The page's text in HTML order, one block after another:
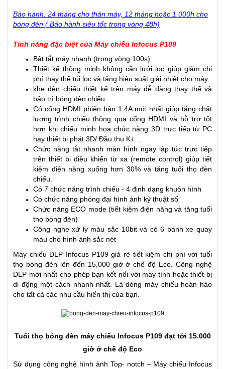
Bảo hành: 24 tháng cho thân máy, 12 tháng hoặc 1.000h cho
bóng đèn ( Bảo hành siêu tốc trong vòng 48h)
Tính năng đặc biệt của Máy chiếu Infocus P109
Bật tắt máy nhanh (trong vòng 100s)
Thiết kế thông minh không cần lưới lọc giúp giảm chi
phí thay thế túi lọc và tăng hiệu suất giải nhiệt cho máy.
khe đèn chiếu thiết kế trên máy dễ dàng thay thế và
bảo trì bóng đèn chiếu
Có cổng HDMI phiên bản 1.4A mới nhất giúp tăng chất
lượng trình chiếu thông qua cổng HDMI và hỗ trợ tốt
hơn khi chiếu minh họa chức năng 3D trực tiếp từ PC
hay thiết bị phát 3D/ Đầu thu K+…
Chức năng tắt nhanh màn hình ngay lập tức trực tiếp
trên thiết bị điều khiển từ xa (remote control) giúp tiết
kiệm điện năng xuống hơn 30% và tăng tuổi thọ đèn
chiếu.
Có 7 chức năng trình chiếu - 4 định dạng khuôn hình
Có chức năng phóng đại hình ảnh kỹ thuật số
Chức năng ECO mode (tiết kiệm điện năng và tăng tuổi
thọ bóng đèn)
Công nghe xử lý màu sắc 10bit và có 6 bánh xe quay
màu cho hình ảnh sắc nét
Máy chiếu DLP Infocus P109 giá rẻ tiết kiệm chi phí với tuổi
thọ bóng đèn lên đến 15,000 giờ ở chế độ Eco. Công nghệ
DLP mới nhất cho phép bạn kết nối với máy tính hoặc thiết bị
di động một cách nhanh nhất. Là dòng máy chiếu hoàn hảo
cho tất cả các nhu cầu hiển thị của bạn.
Tuổi thọ bóng đèn máy chiếu Infocus P109 đạt tới 15.000
giờ ở chế độ Eco
Sử dụng công nghệ hình ảnh Top- notch – Máy chiếu Infocus